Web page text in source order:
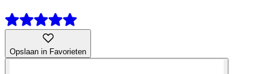
Opslaan in Favorieten